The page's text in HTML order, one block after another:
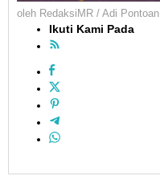
oleh RedaksiMR / Adi Pontoan
Ikuti Kami Pada